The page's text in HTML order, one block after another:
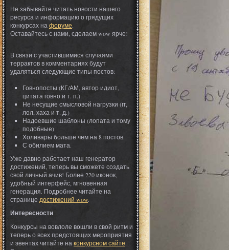
Не забывайте читать новости нашего
ресурса и информацию о грядущих
конкурсах на форуме.
Оставайтесь с нами, сделаем wow ярче!
В связи с участившимися случаями
террактов в комментариях будут
удаляться следующие типы постов:
Говнопосты (КГ/АМ, автор идиот,
цитата говно и т. п.)
Не несущие смысловой нагрузки (гг,
лол, хаха и т. д.)
Надоевшие шаблоны (лопата и тому
подобные)
Холивары больше чем на 8 постов.
С обилием мата.
Уже давно работает наш генератор
достижений, теперь вы сможете создать
свой личный ачив! Более 220 иконок,
удобный интерфейс, мгновенная
генерация. Подробнее читайте на
странице достижений wow.
Интересности
Конкурсы на вовлоле вошли в свой ритм и
теперь о всех предстоящих мероприятия
и эвентах читайте на конкурсном сайте.